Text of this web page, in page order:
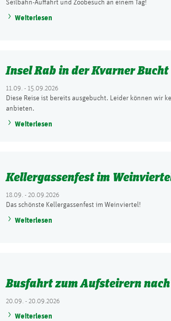
Weiterlesen
Insel Rab in der Kvarner Bucht
11.09. - 15.09.2026
Diese Reise ist bereits ausgebucht. Leider können wir
anbieten.
Weiterlesen
Kellergassenfest im
18.09. - 20.09.2026
Das schönste Kellergassenfest im Weinviertel!
Weiterlesen
Busfahrt zum Aufsteirern
20.09. - 20.09.2026
Weiterlesen